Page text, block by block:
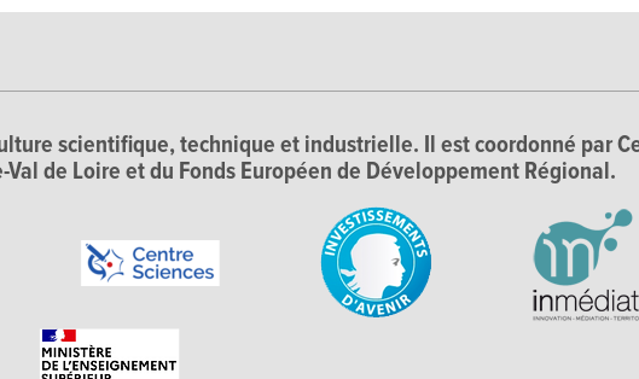
scientifique, technique et industrielle. Il est coordonné par
de Loire et du Fonds Européen de Développement Régional.